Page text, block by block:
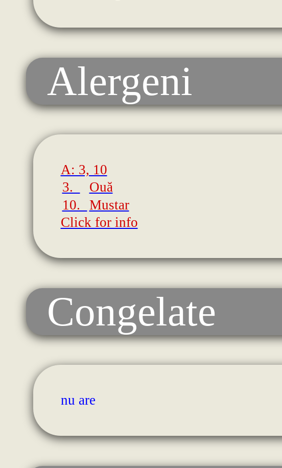
Alergeni
A: 3, 10
3.
Ouă
10.
Mustar
Click for info
Congelate
nu are